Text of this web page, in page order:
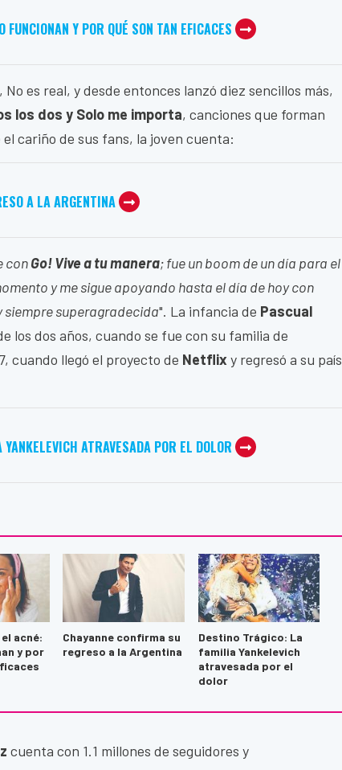
Y POR QUÉ SON TAN EFICACES
es real, y desde entonces lanzó diez sencillos más,
los dos y Solo me importa, canciones que forman
cariño de sus fans, la joven cuenta:
A LA ARGENTINA
conGo! Vive a tu manera; fue un boom de un día para el
y me sigue apoyando hasta el día de hoy con
siempre superagradecida". La infancia de Pascual
los dos años, cuando se fue con su familia de
cuando llegó el proyecto de Netflix y regresó a su país
ATRAVESADA POR EL DOLOR
acné:
y por
Chayanne confirma su
regreso a la Argentina
Destino Trágico: La
familia Yankelevich
atravesada por el
dolor
cuenta con 1.1 millones de seguidores y